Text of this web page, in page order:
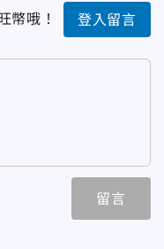
幣哦！ 登入留言
留言